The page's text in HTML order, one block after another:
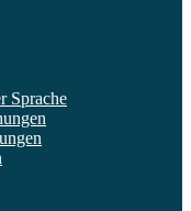
Sprache